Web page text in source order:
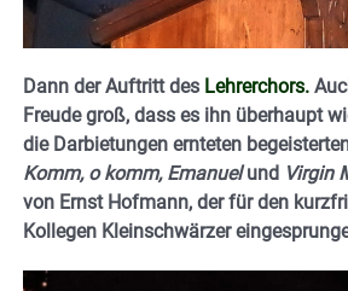
Dann der Auftritt des Lehrerchors.
Freude groß, dass es ihn überhaupt
die Darbietungen ernteten
Komm, o komm, Emanuelund Virgin
von Ernst Hofmann, der für den
Kollegen Kleinschwärzer